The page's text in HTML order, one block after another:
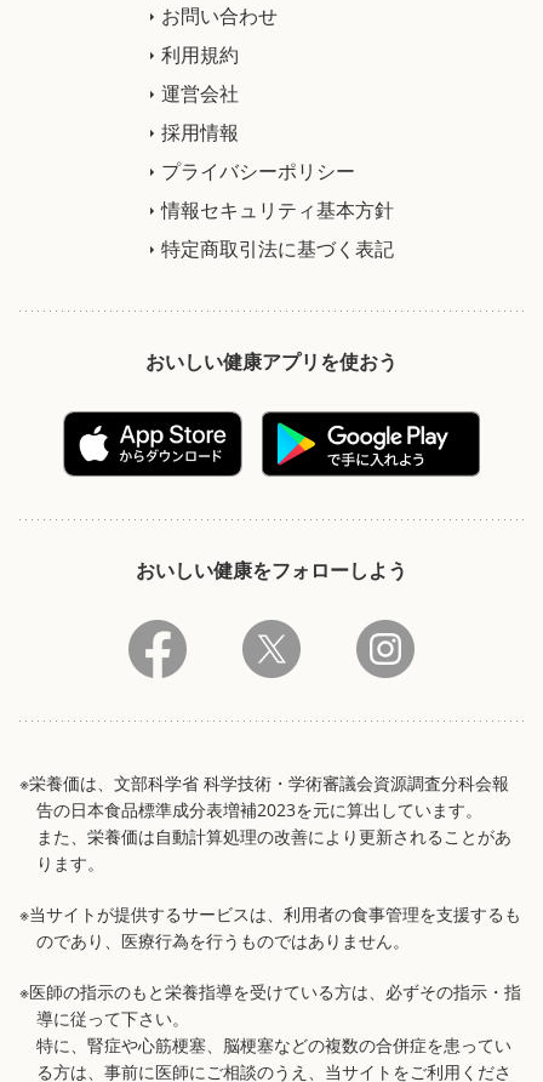
お問い合わせ
利用規約
運営会社
採用情報
プライバシーポリシー
情報セキュリティ基本方針
特定商取引法に基づく表記
おいしい健康アプリを使おう
おいしい健康をフォローしよう
※栄養価は、文部科学省 科学技術・学術審議会資源調査分科会報
告の日本食品標準成分表増補2023を元に算出しています。
また、栄養価は自動計算処理の改善により更新されることがあ
ります。
※当サイトが提供するサービスは、利用者の食事管理を支援するも
のであり、医療行為を行うものではありません。
※医師の指示のもと栄養指導を受けている方は、必ずその指示・指
導に従って下さい。
特に、腎症や心筋梗塞、脳梗塞などの複数の合併症を患ってい
る方は、事前に医師にご相談のうえ、当サイトをご利用くださ